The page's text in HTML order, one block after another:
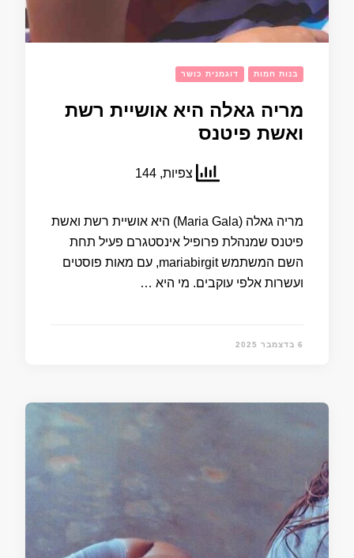
בנות חמות דוגמנית כושר
מריה גאלה היא אושיית רשת
ואשת פיטנס
צפיות, 144
מריה גאלה (Maria Gala) היא אושיית רשת ואשת
פיטנס שמנהלת פרופיל אינסטגרם פעיל תחת
השם המשתמש mariabirgit, עם מאות פוסטים
ועשרות אלפי עוקבים.​ מי היא …
6 בדצמבר 2025